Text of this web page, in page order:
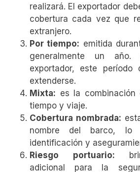
realizará. El exportador
cobertura cada vez que
extranjero.
Por tiempo: emitida
generalmente un
exportador, este período
extenderse.
Mixta: es la
tiempo y viaje.
Cobertura nombrada:
nombre del barco, lo
identificación y
Riesgo portuario:
adicional para la